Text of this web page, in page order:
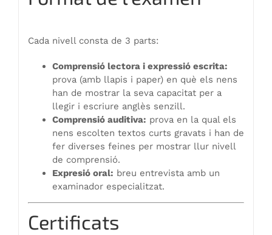
Cada nivell consta de 3 parts:
Comprensió lectora i expressió escrita:
prova (amb llapis i paper) en què els nens
han de mostrar la seva capacitat per a
llegir i escriure anglès senzill.
Comprensió auditiva: prova en la qual els
nens escolten textos curts gravats i han de
fer diverses feines per mostrar llur nivell
de comprensió.
Expresió oral: breu entrevista amb un
examinador especialitzat.
Certificats